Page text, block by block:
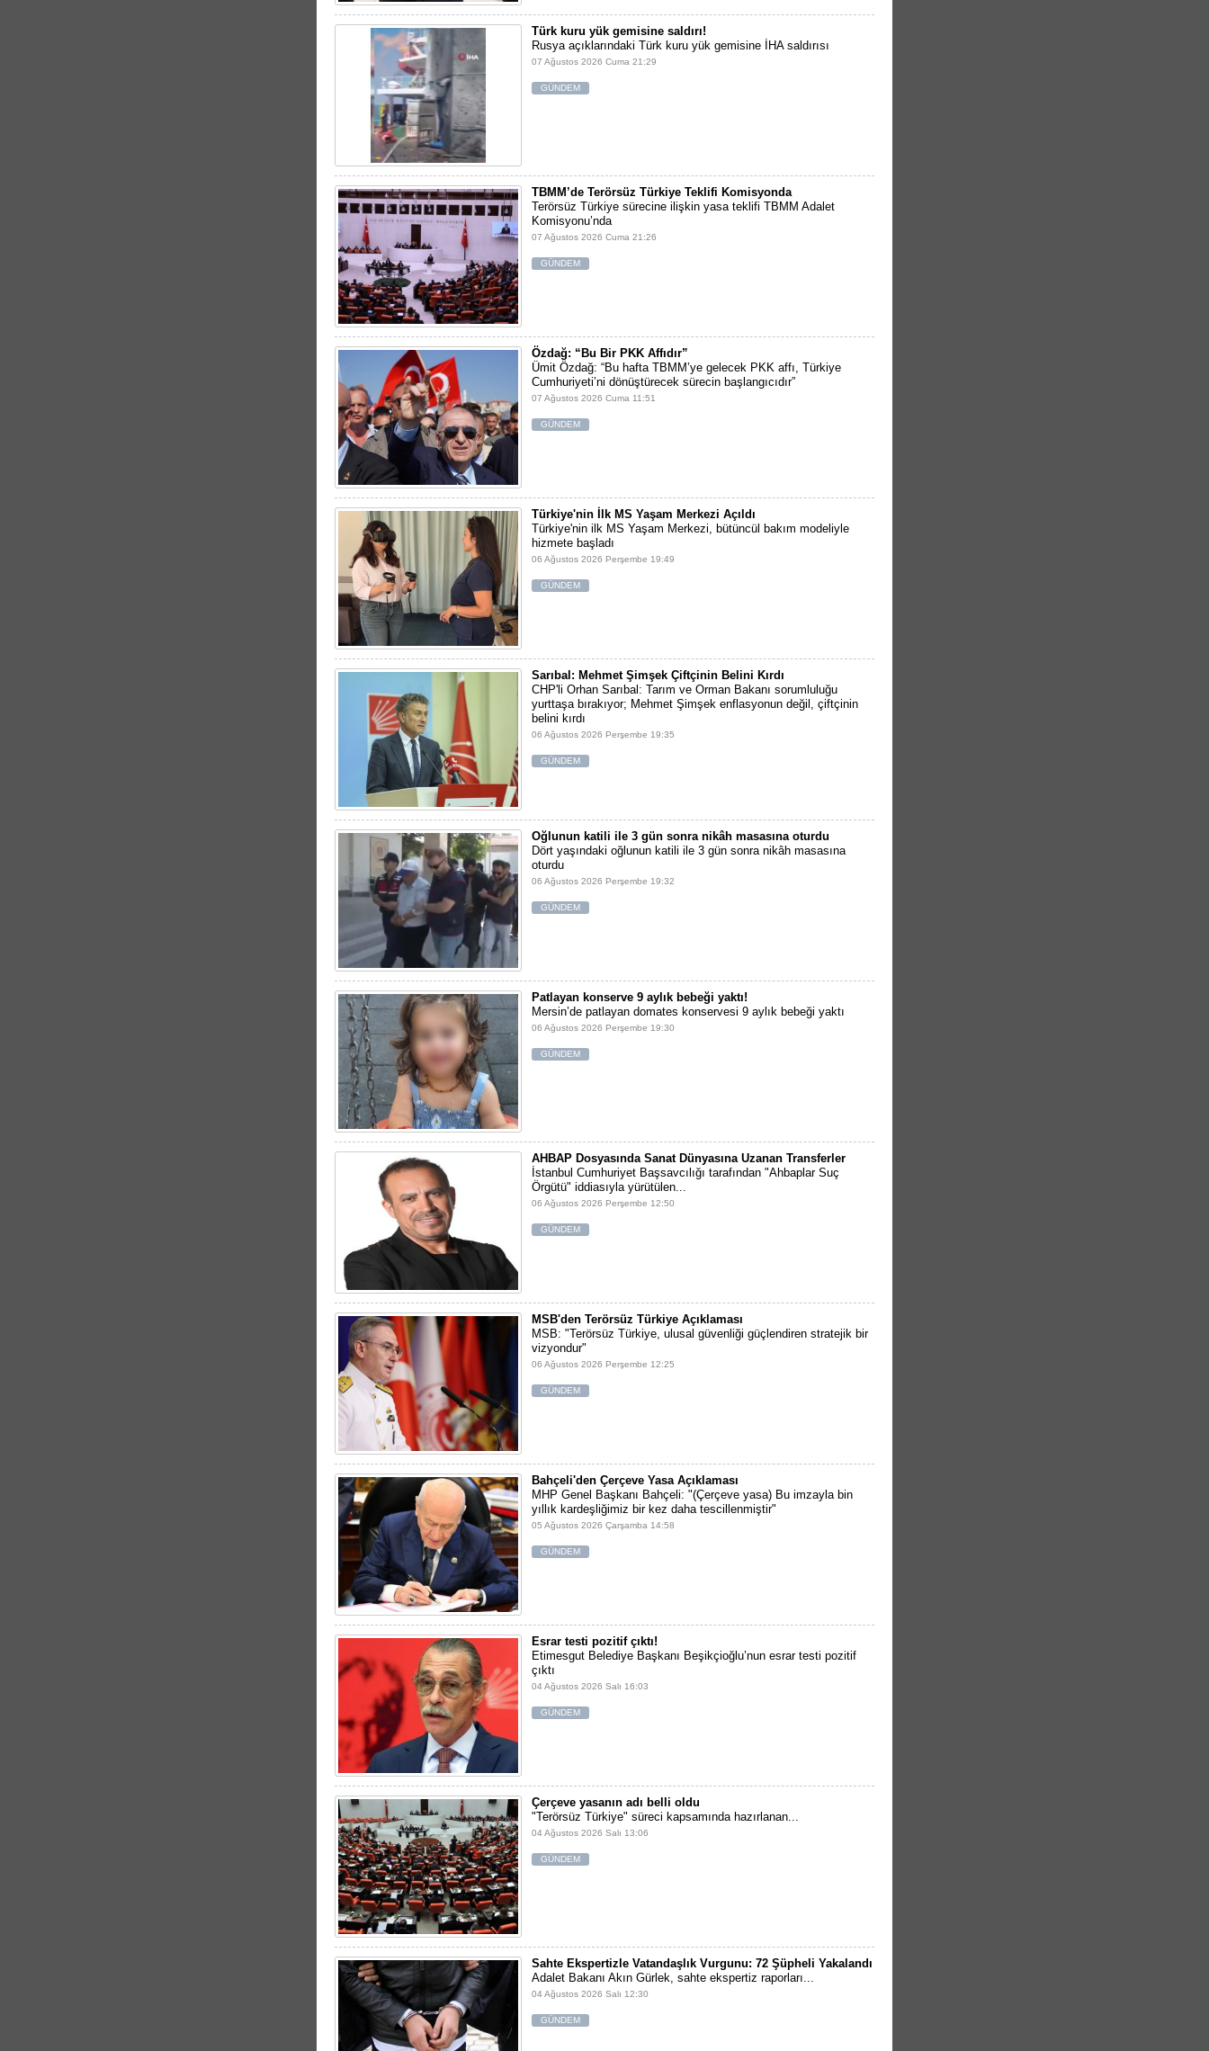
Türk kuru yük gemisine saldırı!
Rusya açıklarındaki Türk kuru yük gemisine İHA saldırısı
07 Ağustos 2026 Cuma 21:29
GÜNDEM
TBMM’de Terörsüz Türkiye Teklifi Komisyonda
Terörsüz Türkiye sürecine ilişkin yasa teklifi TBMM Adalet
Komisyonu’nda
07 Ağustos 2026 Cuma 21:26
GÜNDEM
Özdağ: “Bu Bir PKK Affıdır”
Ümit Özdağ: “Bu hafta TBMM’ye gelecek PKK affı, Türkiye
Cumhuriyeti’ni dönüştürecek sürecin başlangıcıdır”
07 Ağustos 2026 Cuma 11:51
GÜNDEM
Türkiye'nin İlk MS Yaşam Merkezi Açıldı
Türkiye'nin ilk MS Yaşam Merkezi, bütüncül bakım modeliyle
hizmete başladı
06 Ağustos 2026 Perşembe 19:49
GÜNDEM
Sarıbal: Mehmet Şimşek Çiftçinin Belini Kırdı
CHP'li Orhan Sarıbal: Tarım ve Orman Bakanı sorumluluğu
yurttaşa bırakıyor; Mehmet Şimşek enflasyonun değil, çiftçinin
belini kırdı
06 Ağustos 2026 Perşembe 19:35
GÜNDEM
Oğlunun katili ile 3 gün sonra nikâh masasına oturdu
Dört yaşındaki oğlunun katili ile 3 gün sonra nikâh masasına
oturdu
06 Ağustos 2026 Perşembe 19:32
GÜNDEM
Patlayan konserve 9 aylık bebeği yaktı!
Mersin’de patlayan domates konservesi 9 aylık bebeği yaktı
06 Ağustos 2026 Perşembe 19:30
GÜNDEM
AHBAP Dosyasında Sanat Dünyasına Uzanan Transferler
İstanbul Cumhuriyet Başsavcılığı tarafından "Ahbaplar Suç
Örgütü" iddiasıyla yürütülen...
06 Ağustos 2026 Perşembe 12:50
GÜNDEM
MSB'den Terörsüz Türkiye Açıklaması
MSB: "Terörsüz Türkiye, ulusal güvenliği güçlendiren stratejik bir
vizyondur"
06 Ağustos 2026 Perşembe 12:25
GÜNDEM
Bahçeli'den Çerçeve Yasa Açıklaması
MHP Genel Başkanı Bahçeli: "(Çerçeve yasa) Bu imzayla bin
yıllık kardeşliğimiz bir kez daha tescillenmiştir"
05 Ağustos 2026 Çarşamba 14:58
GÜNDEM
Esrar testi pozitif çıktı!
Etimesgut Belediye Başkanı Beşikçioğlu’nun esrar testi pozitif
çıktı
04 Ağustos 2026 Salı 16:03
GÜNDEM
Çerçeve yasanın adı belli oldu
"Terörsüz Türkiye" süreci kapsamında hazırlanan...
04 Ağustos 2026 Salı 13:06
GÜNDEM
Sahte Ekspertizle Vatandaşlık Vurgunu: 72 Şüpheli Yakalandı
Adalet Bakanı Akın Gürlek, sahte ekspertiz raporları...
04 Ağustos 2026 Salı 12:30
GÜNDEM